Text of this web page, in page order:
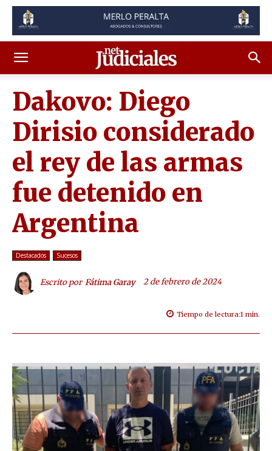
Dakovo: Diego
Dirisio considerado
el rey de las armas
fue detenido en
Argentina
Destacados Sucesos
Escrito por Fátima Garay 2 de febrero de 2024
Tiempo de lectura:1 min.